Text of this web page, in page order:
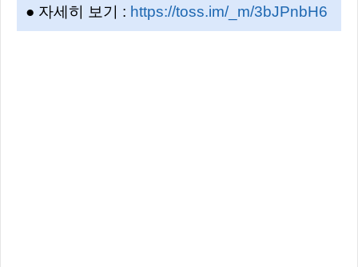
● 자세히 보기 : https://toss.im/_m/3bJPnbH6